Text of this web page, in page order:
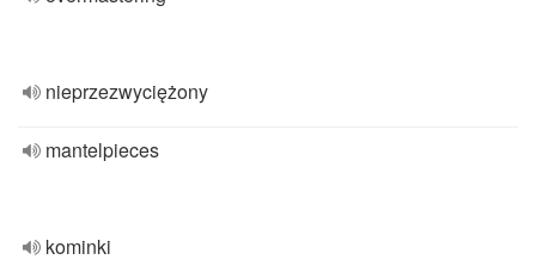
nieprzezwyciężony
mantelpieces
kominki